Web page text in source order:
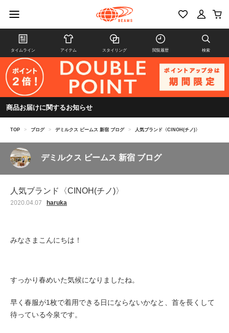
タイムライン アイテム スタイリング 閲覧履歴 検索
商品お届けに関するお知らせ
TOP > ブログ > デミルクス ビームス 新宿 ブログ > 人気ブランド〈CINOH(チノ)〉
デミルクス ビームス 新宿 ブログ
人気ブランド〈CINOH(チノ)〉
2020.04.07 haruka
みなさまこんにちは！
すっかり春めいた気候になりましたね。
早く春服が1枚で着用できる日にならないかなと、首を長くして
待っている今泉です。